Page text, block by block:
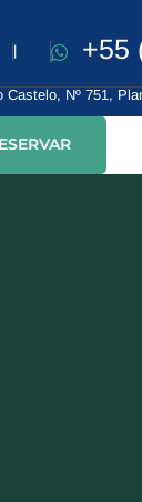
| +55
Nº 751,